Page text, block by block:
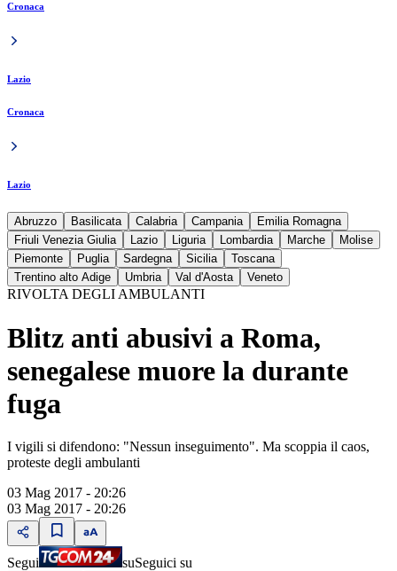
Cronaca
Lazio
Cronaca
Lazio
Abruzzo Basilicata Calabria Campania
Emilia Romagna
Friuli Venezia Giulia
Lazio Liguria Lombardia Marche
Molise
Piemonte
Puglia Sardegna Sicilia
Toscana
Trentino alto Adige
Umbria Val d'Aosta Veneto
RIVOLTA DEGLI AMBULANTI
Blitz anti abusivi a Roma,
senegalese muore la durante
fuga
I vigili si difendono: "Nessun inseguimento". Ma scoppia il caos,
proteste degli ambulanti
03 Mag 2017 - 20:26
03 Mag 2017 - 20:26
Segui suSeguici su